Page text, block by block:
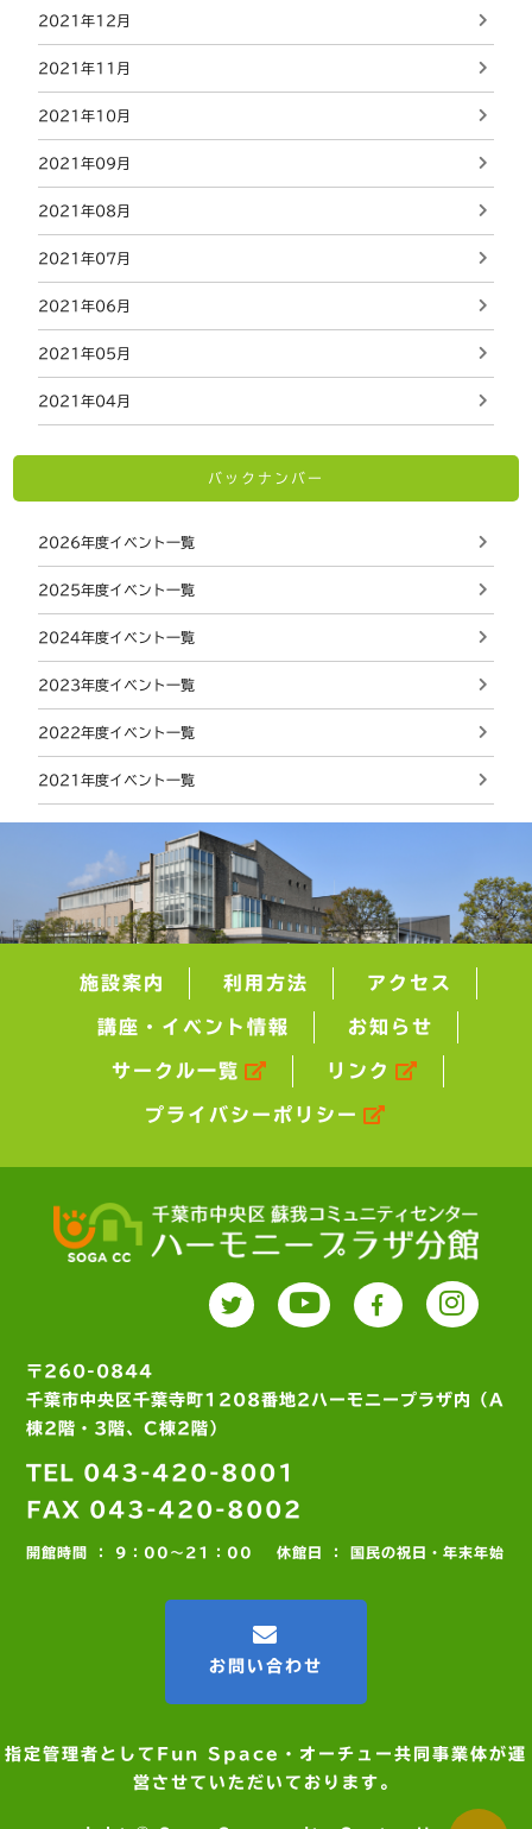
2021年12月
2021年11月
2021年10月
2021年09月
2021年08月
2021年07月
2021年06月
2021年05月
2021年04月
バックナンバー
2026年度イベント一覧
2025年度イベント一覧
2024年度イベント一覧
2023年度イベント一覧
2022年度イベント一覧
2021年度イベント一覧
施設案内 利用方法 アクセス
講座・イベント情報 お知らせ
サークル一覧 リンク
プライバシーポリシー
〒260-0844
千葉市中央区千葉寺町1208番地2ハーモニープラザ内（A
棟2階・3階、C棟2階）
TEL 043-420-8001
FAX 043-420-8002
開館時間 ： 9：00～21：00 休館日 ： 国民の祝日・年末年始
お問い合わせ
指定管理者としてFun Space・オーチュー共同事業体が運
営させていただいております。